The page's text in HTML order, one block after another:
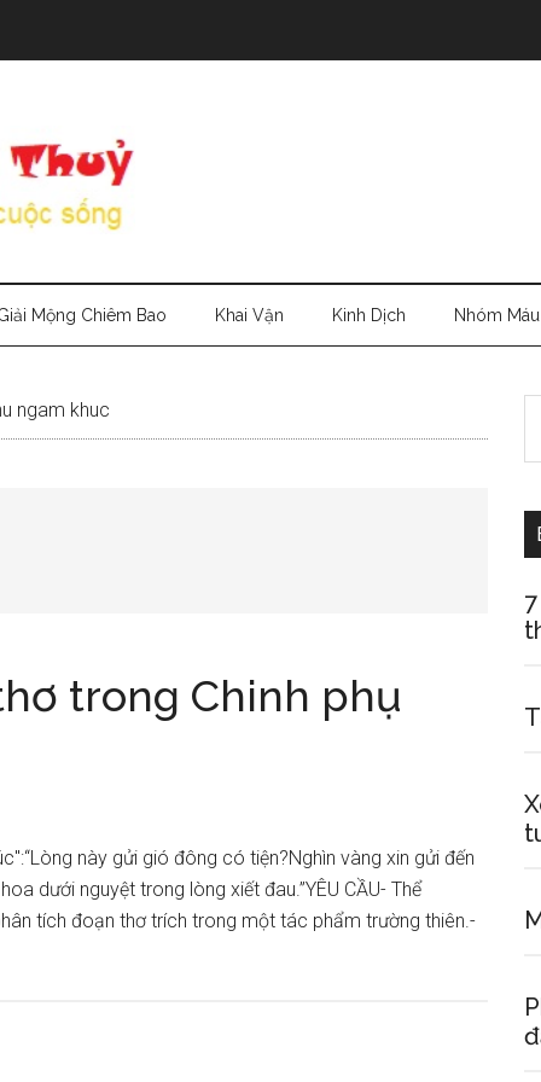
Mộng Chiêm Bao Khai Vận Kinh Dịch Nhóm Máu
ngam khuc
trong Chinh phụ
này gửi gió đông có tiện?Nghìn vàng xin gửi đến
dưới nguyệt trong lòng xiết đau.”YÊU CẦU- Thể
tích đoạn thơ trích trong một tác phẩm trường thiên.-